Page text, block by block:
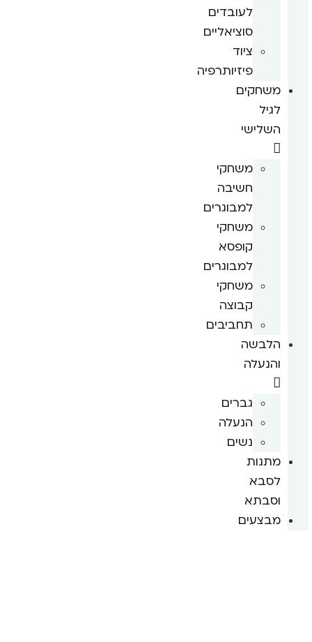
לעובדים
סוציאליים
ציוד
פיזיותרפיה
משחקים
לגיל
השלישי
משחקי
חשיבה
למבוגרים
משחקי
קופסא
למבוגרים
משחקי
קבוצה
תחביבים
הלבשה
והנעלה
גברים
הנעלה
נשים
מתנות
לסבא
וסבתא
מבצעים